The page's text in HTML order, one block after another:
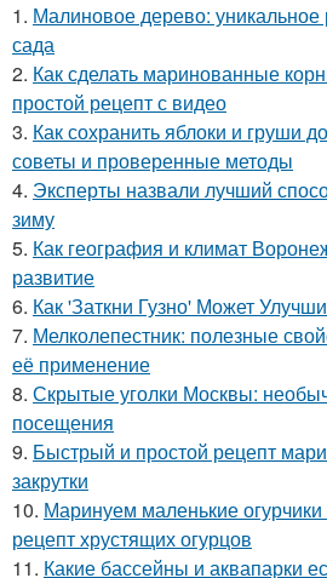
1. Малиновое дерево:
сада
2. Как сделать маринованные
простой рецепт с видео
3. Как сохранить яблоки и груши
советы и проверенные методы
4. Эксперты назвали лучший
зиму
5. Как география и климат
развитие
6. Как 'Заткни Гузно' Может
7. Мелколепестник: полезные
её применение
8. Скрытые уголки Москвы:
посещения
9. Быстрый и простой рецепт
закрутки
10. Маринуем маленькие
рецепт хрустящих огурцов
11. Какие бассейны и аквапарки